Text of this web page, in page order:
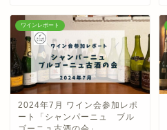
ワインレポート
2024年7月 ワイン会参加レポ
ート「シャンパーニュ ブル